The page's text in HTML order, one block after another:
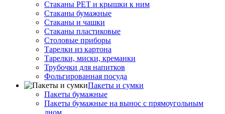
Стаканы PET и крышки к ним
Стаканы бумажные
Стаканы и чашки
Стаканы пластиковые
Столовые приборы
Тарелки из картона
Тарелки, миски, креманки
Трубочки для напитков
Фольгированная посуда
Пакеты и сумки
Пакеты бумажные
Пакеты бумажные на вынос с прямоугольным
дном